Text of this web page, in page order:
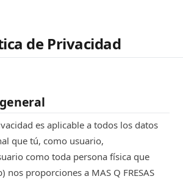
de Privacidad
es aplicable a todos los datos
que tú, como usuario,
como toda persona física que
nos proporciones a MAS Q FRESAS